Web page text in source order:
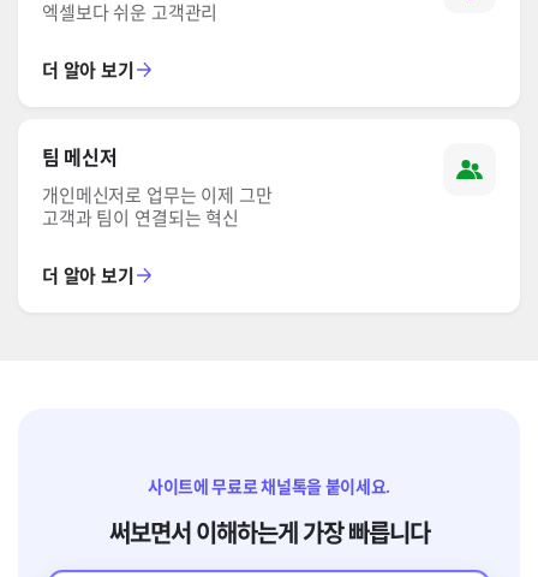
엑셀보다 쉬운 고객관리
더 알아 보기
팀 메신저
개인메신저로 업무는 이제 그만
고객과 팀이 연결되는 혁신
더 알아 보기
사이트에 무료로 채널톡을 붙이세요.
써보면서 이해하는게 가장 빠릅니다